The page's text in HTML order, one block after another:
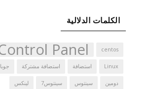
الكلمات الدلالية
centos
Panel
Linux استضافة استضافة مشتركة
دومين سينتوس سينتوس7 لينكس